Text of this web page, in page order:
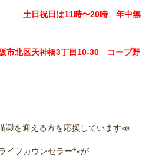
時〜20時 年中無
市北区天神橋3丁目10-30 コープ野
🐱を迎える方を応援しています📣
イフカウンセラー🐾が